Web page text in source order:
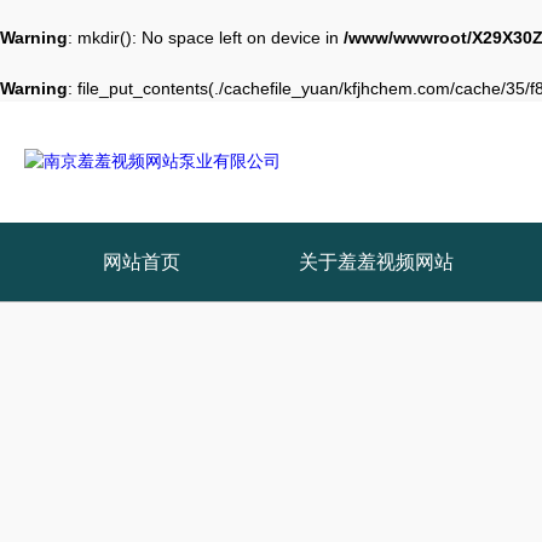
Warning: mkdir(): No space left on device in /www/wwwroot/
Warning: file_put_contents(./cachefile_yuan/kfjhchem.com/cache/
网站首页 关于羞羞视频网站